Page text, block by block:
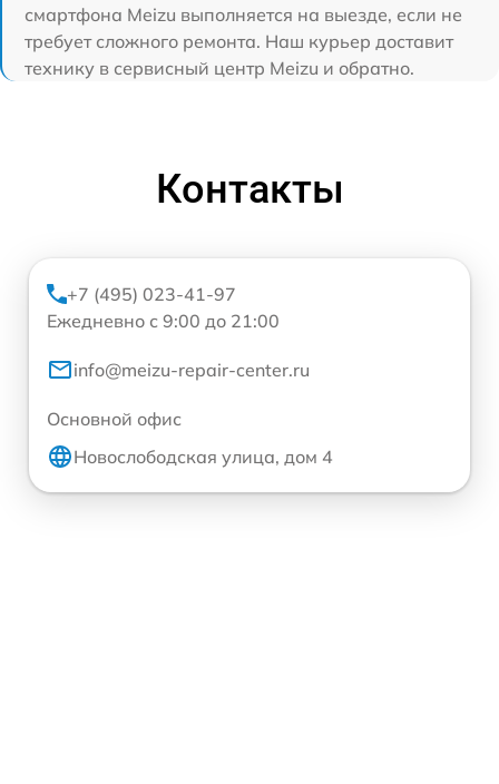
смартфона Meizu выполняется на выезде, если не
требует сложного ремонта. Наш курьер доставит
технику в сервисный центр Meizu и обратно.
Контакты
+7 (495) 023-41-97
Ежедневно с 9:00 до 21:00
info@meizu-repair-center.ru
Основной офис
Новослободская улица, дом 4